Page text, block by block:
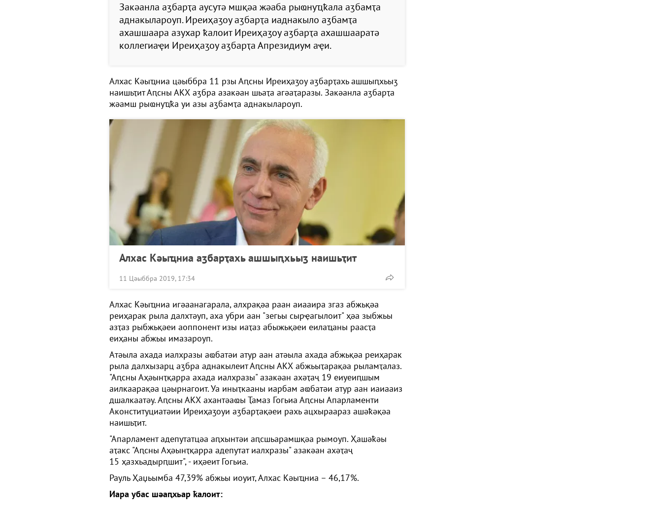
Закәанла аӡбарҭа аусутә мшқәа жәаба рыҩнуҵҟала аӡбамҭа
аднакылароуп. Иреиҳаӡоу аӡбарҭа иаднакыло аӡбамҭа
ахашшаара азухар ҟалоит Иреиҳаӡоу аӡбарҭа ахашшааратә
коллегиаҿи Иреиҳаӡоу аӡбарҭа Апрезидиум аҿи.
Алхас Кәыҵниа цәыббра 11 рзы Аԥсны Иреиҳаӡоу аӡбарҭахь ашшыԥхьыӡ
наишьҭит Аԥсны АКХ аӡбра азакәан шьаҭа агәаҭаразы. Закәанла аӡбарҭа
жәамш рыҩнуҵҟа уи азы аӡбамҭа аднакылароуп.
Алхас Кәыҵниа аӡбарҭахь ашшыԥхьыӡ наишьҭит
11 Цәыббра 2019, 17:34
Алхас Кәыҵниа игәаанагарала, алхрақәа раан аиааира згаз абжьқәа
реиҳарак рыла далхтәуп, аха убри аан "зегьы сырҿагылоит" ҳәа зыбжьы
азҭаз рыбжьқәеи аоппонент изы иаҭаз абыжьқәеи еилаҵаны раасҭа
еиҳаны абжьы имазароуп.
Атәыла ахада иалхразы аҩбатәи атур аан атәыла ахада абжьқәа реиҳарак
рыла далхызарц аӡбра аднакылеит Аԥсны АКХ абжьыҭарақәа рыламҭалаз.
"Аԥсны Аҳәынҭқарра ахада иалхразы" азакәан ахәҭаҷ 19 еиуеиԥшым
аилкаарақәа цәырнагоит. Уа иныҭкааны иарбам аҩбатәи атур аан иаиааиз
дшалкаатәу. Аԥсны АКХ ахантәаҩы Ҭамаз Гогьиа Аԥсны Апарламенти
Аконституциатәии Иреиҳаӡоуи аӡбарҭақәеи рахь ацхыраараз ашәҟәқәа
наишьҭит.
"Апарламент адепутатцәа аԥхынтәи аԥсшьарамшқәа рымоуп. Ҳашәҟәы
аҭакс "Аԥсны Аҳәынҭқарра адепутат иалхразы" азакәан ахәҭаҷ
15 ҳазхьадырԥшит", - иҳәеит Гогьиа.
Рауль Ҳаџьымба 47,39% абжьы иоуит, Алхас Кәыҵниа – 46,17%.
Иара убас шәаԥхьар ҟалоит: